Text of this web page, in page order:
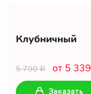
Клубничный
5 790Р от 5 339
Заказать